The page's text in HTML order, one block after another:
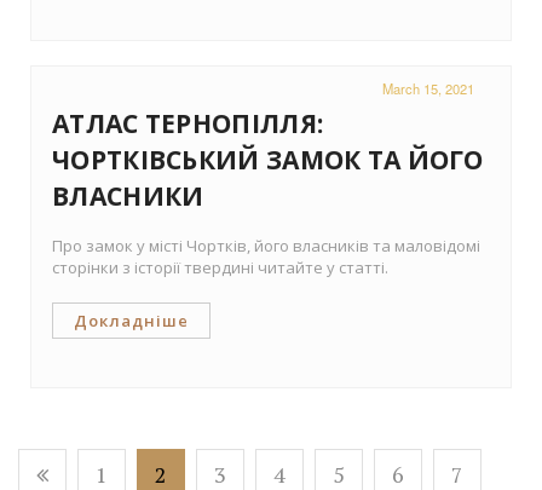
March 15, 2021
АТЛАС ТЕРНОПІЛЛЯ:
ЧОРТКІВСЬКИЙ ЗАМОК ТА ЙОГО
ВЛАСНИКИ
Про замок у місті Чортків, його власників та маловідомі
сторінки з історії твердині читайте у статті.
Докладніше
1 2 3 4 5 6 7